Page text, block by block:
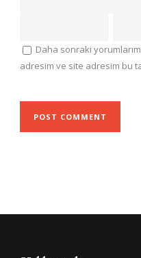
Daha sonraki
adresim ve site adresim bu